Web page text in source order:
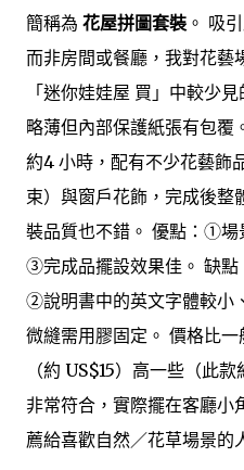
簡稱為 花屋拼圖套裝 。 吸
而非房間或餐廳，我對花藝
「迷你娃娃屋 買」中較少
略薄但內部保護紙張有包覆
約4 小時，配有不少花藝飾
束）與窗戶花飾，完成後整
裝品質也不錯。 優點：①
③完成品擺設效果佳。 缺
②說明書中的英文字體較小
微縫需用膠固定。 價格比
（約 US$15）高一些（此
非常符合，實際擺在客廳小
薦給喜歡自然／花草場景的